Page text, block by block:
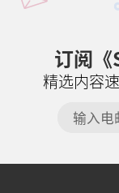
订阅《
精选内容